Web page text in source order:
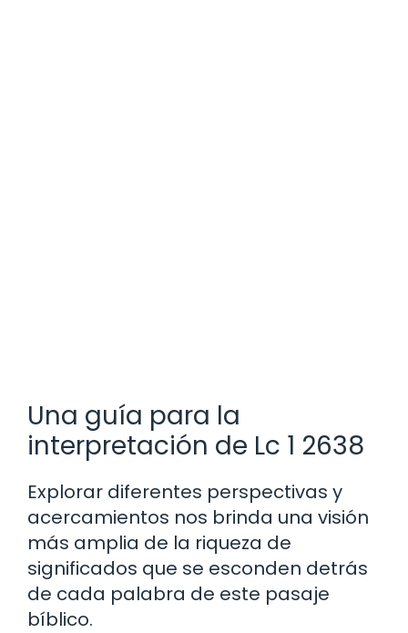
Una guía para la
interpretación de Lc 1 2638
Explorar diferentes perspectivas y
acercamientos nos brinda una visión
más amplia de la riqueza de
significados que se esconden detrás
de cada palabra de este pasaje
bíblico.